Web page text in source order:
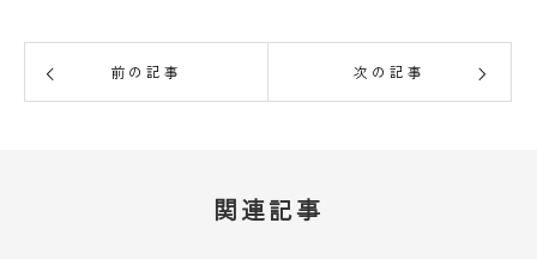
前の記事 次の記事
関連記事